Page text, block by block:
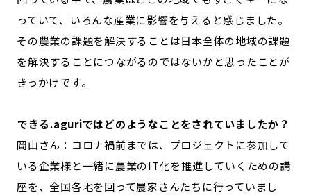
っていて、いろんな産業に影響を与えると感じました。
その農業の課題を解決することは日本全体の地域の課題
を解決することにつながるのではないかと思ったことが
きっかけです。
―――できる.aguriではどのようなことをされていましたか？
岡山さん：コロナ禍前までは、プロジェクトに参加して
いる企業様と一緒に農業のIT化を推進していくための講
座を、全国各地を回って農家さんたちに行っていまし